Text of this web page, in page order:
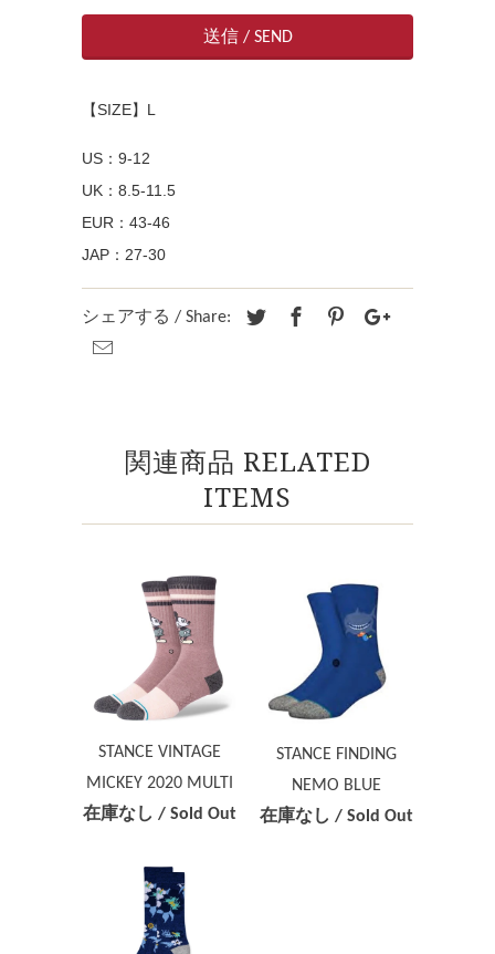
【SIZE】L
US：9-12
UK：8.5-11.5
EUR：43-46
JAP：27-30
シェアする / Share:
関連商品 RELATED
ITEMS
STANCE VINTAGE
MICKEY 2020 MULTI
在庫なし / Sold Out
STANCE FINDING
NEMO BLUE
在庫なし / Sold Out